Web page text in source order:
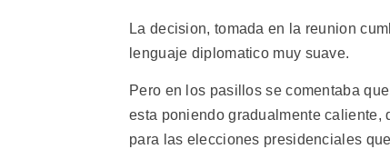
La decision, tomada en la reunion
lenguaje diplomatico muy suave.
Pero en los pasillos se comentaba
esta poniendo gradualmente caliente,
para las elecciones presidenciales